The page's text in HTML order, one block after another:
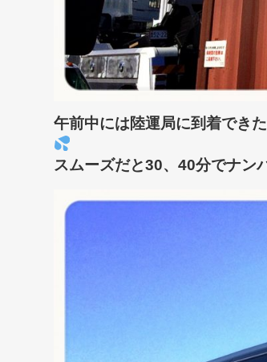
午前中には陸運局に到着でき
スムーズだと30、40分でナン